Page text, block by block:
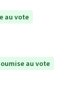
au vote
au vote